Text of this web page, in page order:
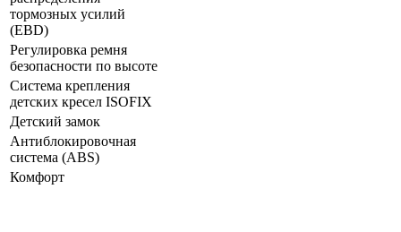
тормозных усилий
(ЕВD)
Регулировка ремня
безопасности по высоте
Система крепления
детских кресел ISOFIX
Детский замок
Антиблокировочная
система (ABS)
Комфорт